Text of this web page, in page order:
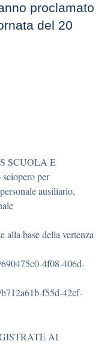
proclamato
del 20
SCUOLA E
per
ausiliario,
base della vertenza
AI